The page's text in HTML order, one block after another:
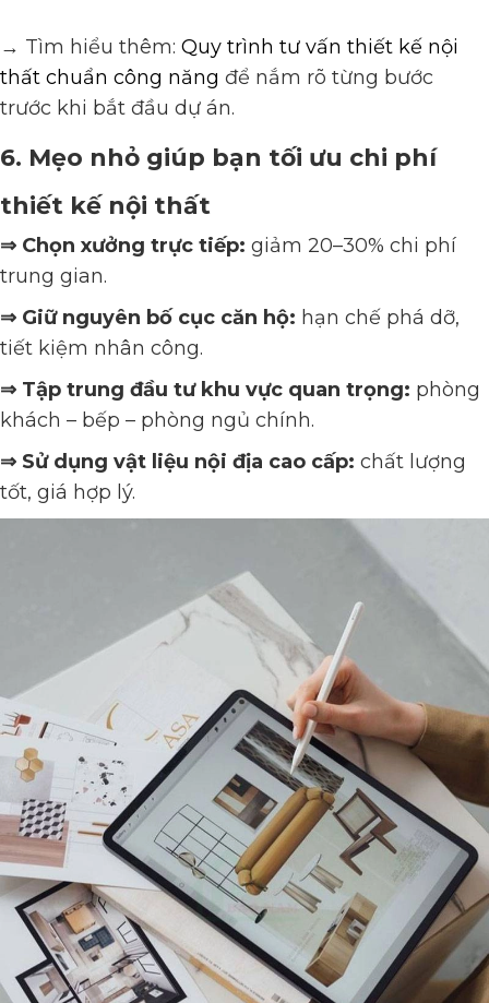
→ Tìm hiểu thêm: Quy trình tư vấn thiết kế nội
thất chuẩn công năng để nắm rõ từng bước
trước khi bắt đầu dự án.
6. Mẹo nhỏ giúp bạn tối ưu chi phí
thiết kế nội thất
⇒ Chọn xưởng trực tiếp: giảm 20–30% chi phí
trung gian.
⇒ Giữ nguyên bố cục căn hộ: hạn chế phá dỡ,
tiết kiệm nhân công.
⇒ Tập trung đầu tư khu vực quan trọng: phòng
khách – bếp – phòng ngủ chính.
⇒ Sử dụng vật liệu nội địa cao cấp: chất lượng
tốt, giá hợp lý.